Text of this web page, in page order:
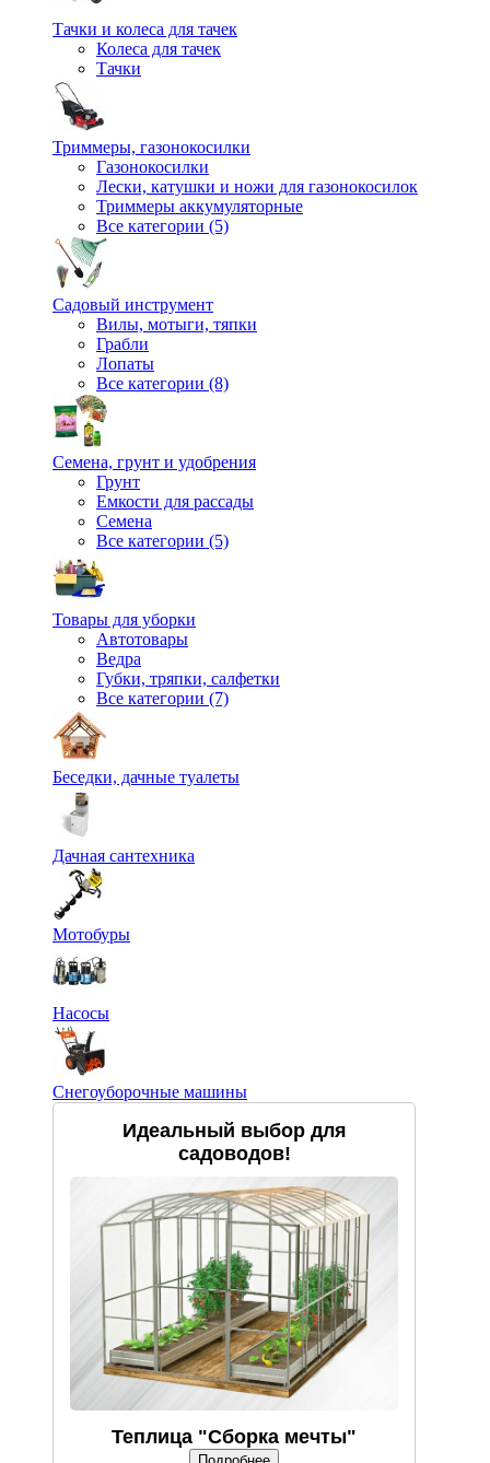
Тачки и колеса для тачек
Колеса для тачек
Тачки
Триммеры, газонокосилки
Газонокосилки
Лески, катушки и ножи для газонокосилок
Триммеры аккумуляторные
Все категории (5)
Садовый инструмент
Вилы, мотыги, тяпки
Грабли
Лопаты
Все категории (8)
Семена, грунт и удобрения
Грунт
Емкости для рассады
Семена
Все категории (5)
Товары для уборки
Автотовары
Ведра
Губки, тряпки, салфетки
Все категории (7)
Беседки, дачные туалеты
Дачная сантехника
Мотобуры
Насосы
Снегоуборочные машины
Идеальный выбор для
садоводов!
Теплица "Сборка мечты"